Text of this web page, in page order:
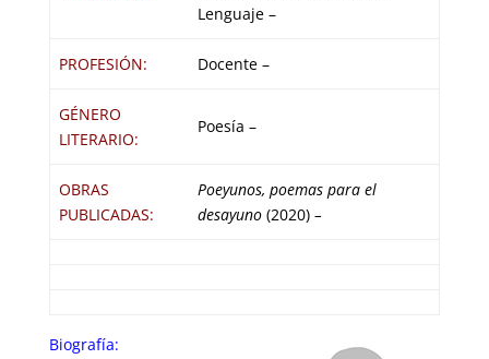
Lenguaje –
PROFESIÓN: Docente –
GÉNERO
LITERARIO:
Poesía –
OBRAS
PUBLICADAS:
Poeyunos, poemas para el
desayuno (2020) –
Biografía: